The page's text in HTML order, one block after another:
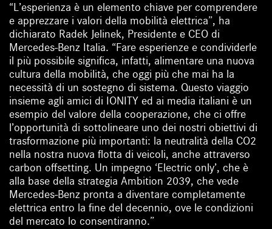
“L’esperienza è un elemento chiave per comprendere
e apprezzare i valori della mobilità elettrica”, ha
dichiarato Radek Jelinek, Presidente e CEO di
Mercedes-Benz Italia. “Fare esperienze e condividerle
il più possibile significa, infatti, alimentare una nuova
cultura della mobilità, che oggi più che mai ha la
necessità di un sostegno di sistema. Questo viaggio
insieme agli amici di IONITY ed ai media italiani è un
esempio del valore della cooperazione, che ci offre
l’opportunità di sottolineare uno dei nostri obiettivi di
trasformazione più importanti: la neutralità della CO2
nella nostra nuova flotta di veicoli, anche attraverso
carbon offsetting. Un impegno ‘Electric only’, che è
alla base della strategia Ambition 2039, che vede
Mercedes-Benz pronta a diventare completamente
elettrica entro la fine del decennio, ove le condizioni
del mercato lo consentiranno.”